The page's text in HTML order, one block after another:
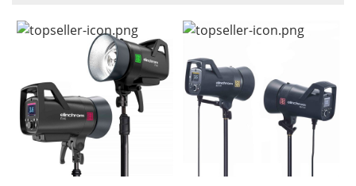
Inkl. Moms
Pris
På lager
Snart på lager
Ikke på lager